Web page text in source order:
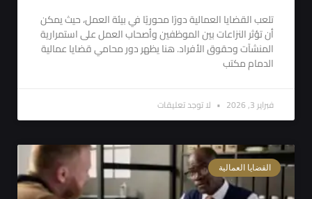
تلعب القضايا العمالية دورًا محوريًا في بيئة العمل، حيث يمكن
أن تؤثر النزاعات بين الموظفين وأصحاب العمل على استمرارية
المنشآت وحقوق الأفراد. هنا يظهر دور محامي قضايا عمالية
الدمام مكتب
فبراير 3, 2026 لا توجد تعليقات
القضايا العمالية